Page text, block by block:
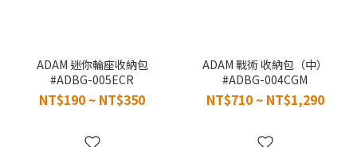
ADAM 迷你輪座收納包
#ADBG-005ECR
NT$190 ~ NT$350
ADAM 戰術 收納包（中）
#ADBG-004CGM
NT$710 ~ NT$1,290